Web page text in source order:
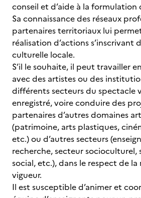
conseil et d’aide à la formulation
Sa connaissance des réseaux
partenaires territoriaux lui
réalisation d’actions s’inscrivant
culturelle locale.
S’il le souhaite, il peut travailler
avec des artistes ou des
différents secteurs du spectacle
enregistré, voire conduire des
partenaires d’autres domaines
(patrimoine, arts plastiques,
etc.) ou d’autres secteurs
recherche, secteur socioculturel,
social, etc.), dans le respect de
vigueur.
Il est susceptible d’animer et